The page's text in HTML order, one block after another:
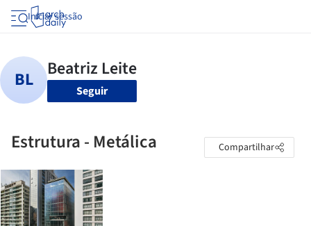
Iniciar sessão
Seguir
Estrutura - Metálica Compartilhar